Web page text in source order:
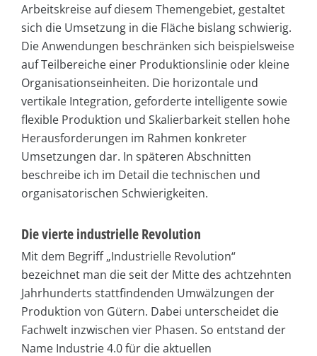
Arbeitskreise auf diesem Themengebiet, gestaltet
sich die Umsetzung in die Fläche bislang schwierig.
Die Anwendungen beschränken sich beispielsweise
auf Teilbereiche einer Produktionslinie oder kleine
Organisationseinheiten. Die horizontale und
vertikale Integration, geforderte intelligente sowie
flexible Produktion und Skalierbarkeit stellen hohe
Herausforderungen im Rahmen konkreter
Umsetzungen dar. In späteren Abschnitten
beschreibe ich im Detail die technischen und
organisatorischen Schwierigkeiten.
Die vierte industrielle Revolution
Mit dem Begriff „Industrielle Revolution“
bezeichnet man die seit der Mitte des achtzehnten
Jahrhunderts stattfindenden Umwälzungen der
Produktion von Gütern. Dabei unterscheidet die
Fachwelt inzwischen vier Phasen. So entstand der
Name Industrie 4.0 für die aktuellen